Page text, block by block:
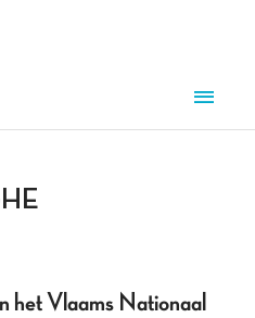
het Vlaams Nationaal